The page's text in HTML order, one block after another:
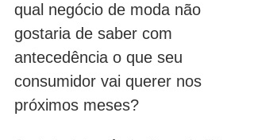
qual negócio de moda não
gostaria de saber com
antecedência o que seu
consumidor vai querer nos
próximos meses?